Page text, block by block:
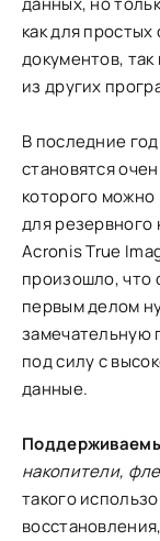
как для
документов,
из других
В последние
становятся
которого
для
Acronis True
произошло, что
первым делом
замечательную
под силу с
данные.
накопители,
такого